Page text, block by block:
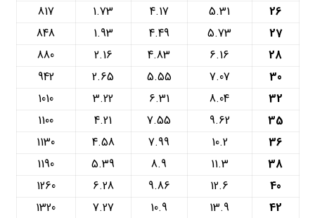
26
5.31
4.17
1.73
817
27
5.73
4.49
1.93
848
28
6.16
4.83
2.16
880
30
7.07
5.55
2.65
942
32
8.04
6.31
3.22
1010
35
9.62
7.55
4.21
1100
36
10.2
7.99
4.58
1130
38
11.3
8.9
5.39
1190
40
12.6
9.86
6.28
1260
42
13.9
10.9
7.27
1320